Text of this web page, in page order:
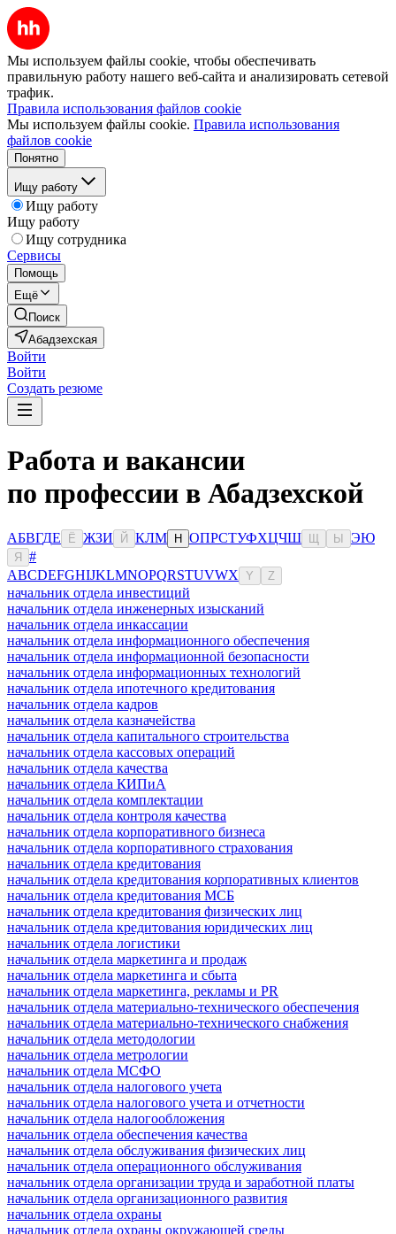
Мы используем файлы cookie, чтобы обеспечивать
правильную работу нашего веб-сайта и анализировать сетевой
трафик.
Правила использования файлов cookie
Мы используем файлы cookie. Правила использования
файлов cookie
Понятно
Ищу работу
Ищу работу
Ищу работу
Ищу сотрудника
Сервисы
Помощь
Ещё
Поиск
Абадзехская
Войти
Войти
Создать резюме
Работа и вакансии
по профессии в Абадзехской
АБВГДЕ Ё ЖЗИ Й КЛМ Н ОПРСТУФХЦЧШ Ы ЭЮ
Я
#
ABCDEFGHIJKLMNOPQRSTUVWX Y Z
начальник отдела инвестиций
начальник отдела инженерных изысканий
начальник отдела инкассации
начальник отдела информационного обеспечения
начальник отдела информационной безопасности
начальник отдела информационных технологий
начальник отдела ипотечного кредитования
начальник отдела кадров
начальник отдела казначейства
начальник отдела капитального строительства
начальник отдела кассовых операций
начальник отдела качества
начальник отдела КИПиА
начальник отдела комплектации
начальник отдела контроля качества
начальник отдела корпоративного бизнеса
начальник отдела корпоративного страхования
начальник отдела кредитования
начальник отдела кредитования корпоративных клиентов
начальник отдела кредитования МСБ
начальник отдела кредитования физических лиц
начальник отдела кредитования юридических лиц
начальник отдела логистики
начальник отдела маркетинга и продаж
начальник отдела маркетинга и сбыта
начальник отдела маркетинга, рекламы и PR
начальник отдела материально-технического обеспечения
начальник отдела материально-технического снабжения
начальник отдела методологии
начальник отдела метрологии
начальник отдела МСФО
начальник отдела налогового учета
начальник отдела налогового учета и отчетности
начальник отдела налогообложения
начальник отдела обеспечения качества
начальник отдела обслуживания физических лиц
начальник отдела операционного обслуживания
начальник отдела организации труда и заработной платы
начальник отдела организационного развития
начальник отдела охраны
начальник отдела охраны окружающей среды